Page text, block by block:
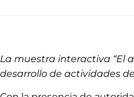
La muestra interactiva “El
desarrollo de actividades